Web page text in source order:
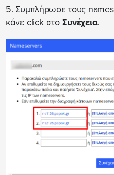
5. Συμπλήρωσε τους
κάνε click στο Συνέχεια.